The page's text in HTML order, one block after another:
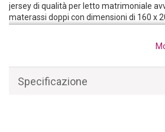
jersey di qualità per letto matrimoniale
materassi doppi con dimensioni di 160 x
100% da cotone e soddisfa lo standard
Le sue proprietà traspiranti garantiscono
Specificazione